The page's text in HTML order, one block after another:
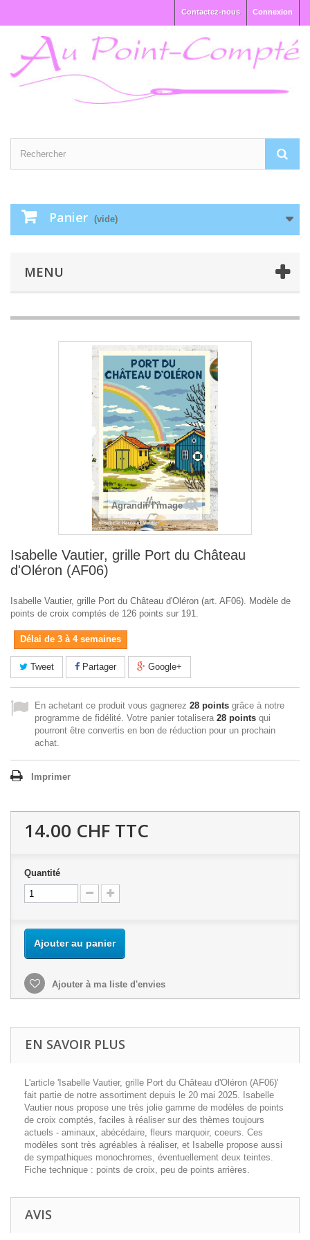
Connexion
Contactez-nous
Panier (vide)
MENU
Agrandir l'image
Isabelle Vautier, grille Port du Château
d'Oléron (AF06)
Isabelle Vautier, grille Port du Château d'Oléron (art. AF06). Modèle de
points de croix comptés de 126 points sur 191.
Délai de 3 à 4 semaines
Tweet Partager Google+
En achetant ce produit vous gagnerez 28 points grâce à notre
programme de fidélité. Votre panier totalisera 28 points qui
pourront être convertis en bon de réduction pour un prochain
achat.
Imprimer
14.00 CHF TTC
Quantité
Ajouter au panier
Ajouter à ma liste d'envies
EN SAVOIR PLUS
L'article 'Isabelle Vautier, grille Port du Château d'Oléron (AF06)'
fait partie de notre assortiment depuis le 20 mai 2025. Isabelle
Vautier nous propose une très jolie gamme de modèles de points
de croix comptés, faciles à réaliser sur des thèmes toujours
actuels - aminaux, abécédaire, fleurs marquoir, coeurs. Ces
modèles sont très agréables à réaliser, et Isabelle propose aussi
de sympathiques monochromes, éventuellement deux teintes.
Fiche technique : points de croix, peu de points arrières.
AVIS